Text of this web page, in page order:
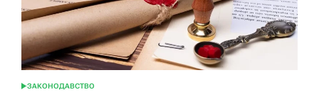
ОПУБЛІКУВАТИ
ЗАКОНОДАВСТВО